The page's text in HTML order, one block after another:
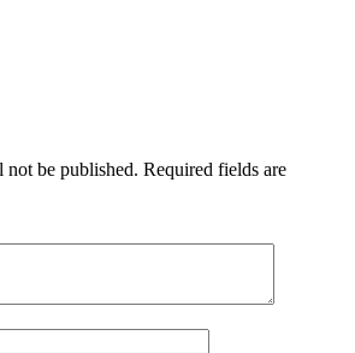
not be published. Required fields are